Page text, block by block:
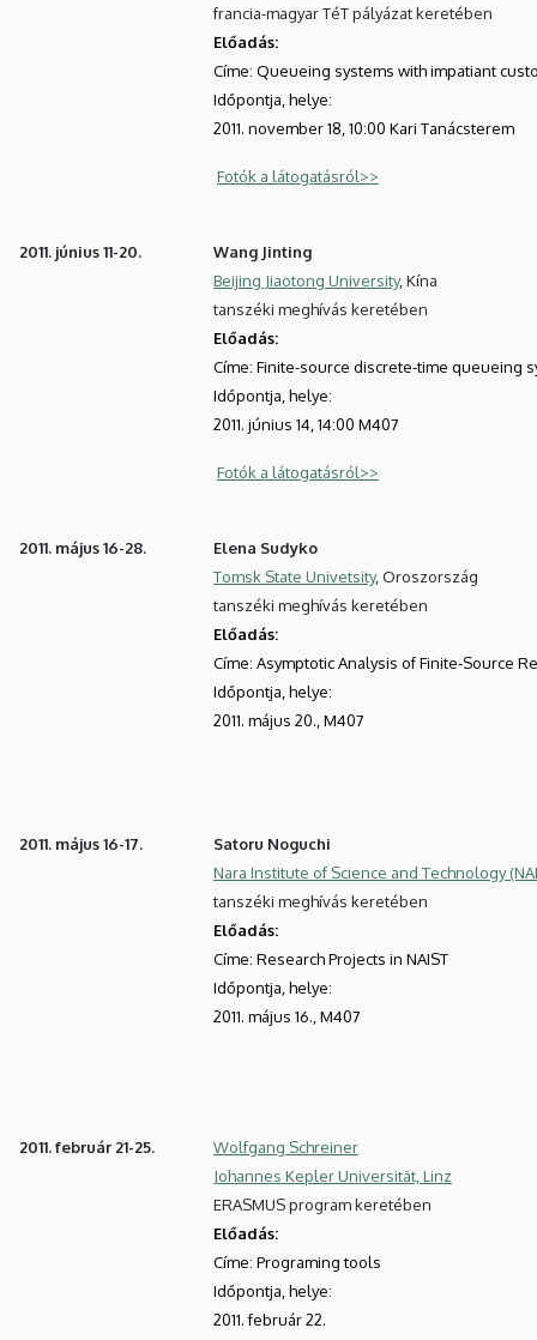
francia-magyar TéT pályázat keretében
Előadás:
Címe: Queueing systems with impatiant
Időpontja, helye:
2011. november 18, 10:00 Kari Tanácsterem
Fotók a látogatásról>>
2011. június 11-20.
Wang Jinting
Beijing Jiaotong University, Kína
tanszéki meghívás keretében
Előadás:
Címe: Finite-source discrete-time queueing
Időpontja, helye:
2011. június 14, 14:00 M407
Fotók a látogatásról>>
2011. május 16-28.
Elena Sudyko
Tomsk State Univetsity, Oroszország
tanszéki meghívás keretében
Előadás:
Címe: Asymptotic Analysis of Finite-Source
Időpontja, helye:
2011. május 20., M407
2011. május 16-17.
Satoru Noguchi
Nara Institute of Science and Technology
tanszéki meghívás keretében
Előadás:
Címe: Research Projects in NAIST
Időpontja, helye:
2011. május 16., M407
2011. február 21-25.
Wolfgang Schreiner
Johannes Kepler Universität, Linz
ERASMUS program keretében
Előadás:
Címe: Programing tools
Időpontja, helye:
2011. február 22.